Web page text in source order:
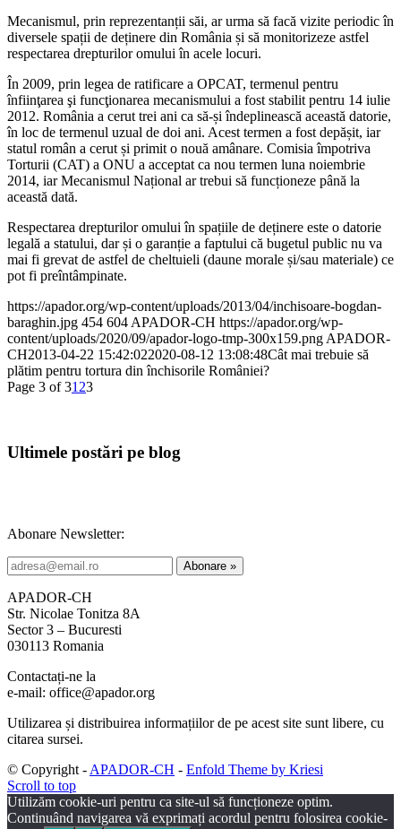
Mecanismul, prin reprezentanții săi, ar urma să facă vizite periodic în
diversele spații de deținere din România și să monitorizeze astfel
respectarea drepturilor omului în acele locuri.
În 2009, prin legea de ratificare a OPCAT, termenul pentru
înfiinţarea şi funcţionarea mecanismului a fost stabilit pentru 14 iulie
2012. România a cerut trei ani ca să-și îndeplinească această datorie,
în loc de termenul uzual de doi ani. Acest termen a fost depășit, iar
statul român a cerut și primit o nouă amânare. Comisia împotriva
Torturii (CAT) a ONU a acceptat ca nou termen luna noiembrie
2014, iar Mecanismul Național ar trebui să funcționeze până la
această dată.
Respectarea drepturilor omului în spațiile de deținere este o datorie
legală a statului, dar și o garanție a faptului că bugetul public nu va
mai fi grevat de astfel de cheltuieli (daune morale și/sau materiale) ce
pot fi preîntâmpinate.
https://apador.org/wp-content/uploads/2013/04/inchisoare-bogdan-
baraghin.jpg 454 604 APADOR-CH https://apador.org/wp-
content/uploads/2020/09/apador-logo-tmp-300x159.png APADOR-
CH2013-04-22 15:42:022020-08-12 13:08:48Cât mai trebuie să
plătim pentru tortura din închisorile României?
Page 3 of 31 23
Ultimele postări pe blog
Abonare Newsletter:
APADOR-CH
Str. Nicolae Tonitza 8A
Sector 3 – Bucuresti
030113 Romania
Contactați-ne la
e-mail: office@apador.org
Utilizarea și distribuirea informațiilor de pe acest site sunt libere, cu
citarea sursei.
© Copyright - APADOR-CH - Enfold Theme by Kriesi
Scroll to top
Utilizăm cookie-uri pentru ca site-ul să funcționeze optim.
Continuând navigarea vă exprimați acordul pentru folosirea cookie-